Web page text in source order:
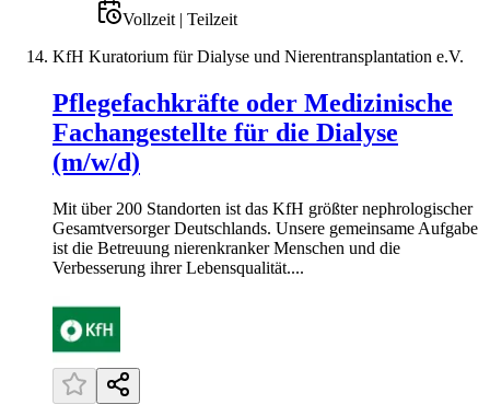
Vollzeit | Teilzeit
KfH Kuratorium für Dialyse und Nierentransplantation e.V.
Pflegefachkräfte oder Medizinische
Fachangestellte für die Dialyse
(m/w/d)
Mit über 200 Standorten ist das KfH größter nephrologischer
Gesamtversorger Deutschlands. Unsere gemeinsame Aufgabe
ist die Betreuung nierenkranker Menschen und die
Verbesserung ihrer Lebensqualität....